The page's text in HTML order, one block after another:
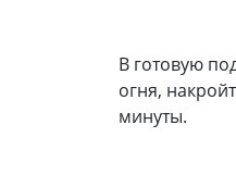
В готовую
огня,
минуты.